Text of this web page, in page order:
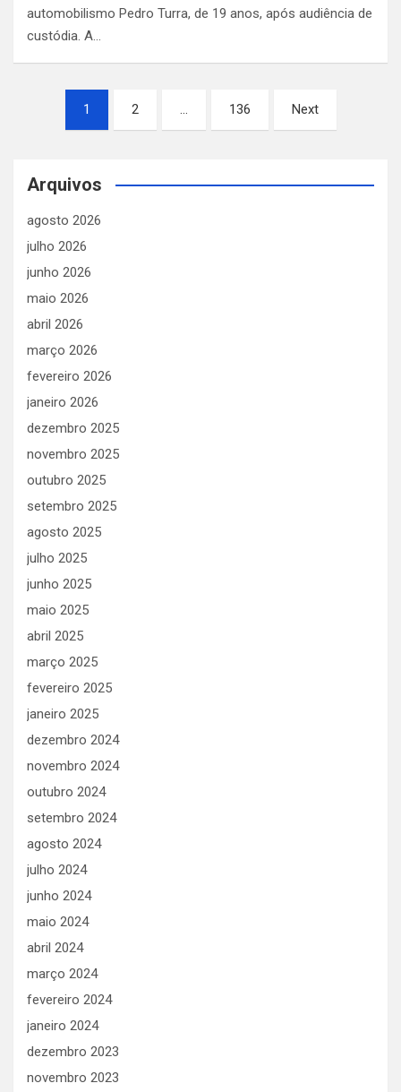
automobilismo Pedro Turra, de 19 anos, após audiência de
custódia. A…
Paginação
1 2 … 136 Next
Arquivos
agosto 2026
julho 2026
junho 2026
maio 2026
abril 2026
março 2026
fevereiro 2026
janeiro 2026
dezembro 2025
novembro 2025
outubro 2025
setembro 2025
agosto 2025
julho 2025
junho 2025
maio 2025
abril 2025
março 2025
fevereiro 2025
janeiro 2025
dezembro 2024
novembro 2024
outubro 2024
setembro 2024
agosto 2024
julho 2024
junho 2024
maio 2024
abril 2024
março 2024
fevereiro 2024
janeiro 2024
dezembro 2023
novembro 2023